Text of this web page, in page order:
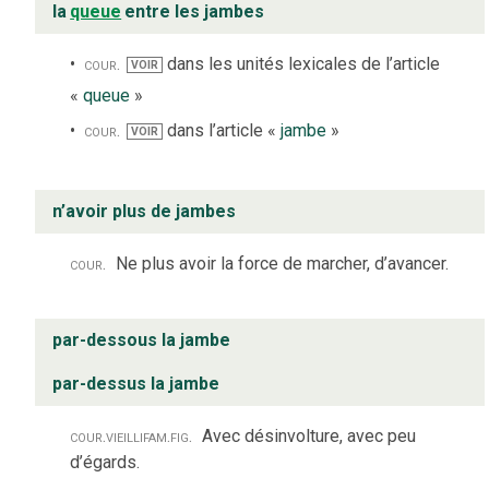
la queue entre les jambes
cour. VOIR dans les unités lexicales de l’article
« queue »
cour.
VOIR dans l’article « jambe»
n’avoir plus de jambes
cour. Ne plus avoir la force de marcher, d’avancer.
par-dessous la jambe
par-dessus la jambe
cour.vieillifam.fig. Avec désinvolture, avec peu
d’égards.